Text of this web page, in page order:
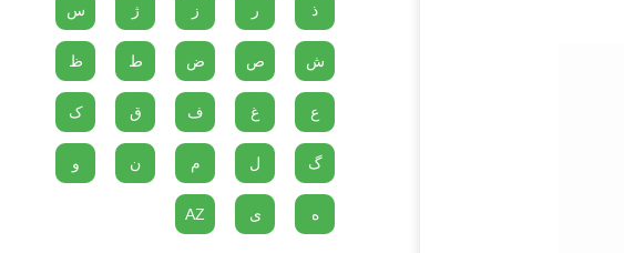
ذ ر ز ژ س
ش ص ض ط ظ
ع غ ف ق ک
گ ل م ن و
ه ی AZ